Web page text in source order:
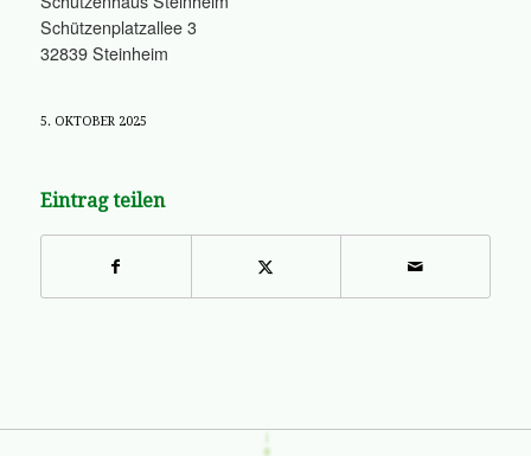
Schützenplatzallee 3
32839 Steinheim
5. OKTOBER 2025
Eintrag teilen